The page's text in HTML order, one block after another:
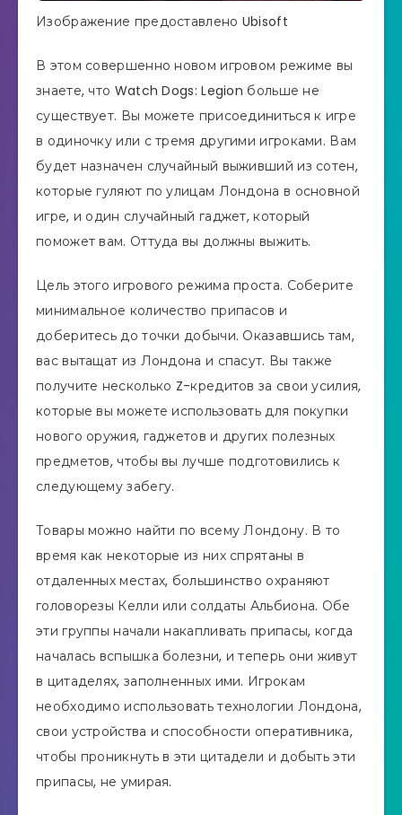
Изображение предоставлено Ubisoft
В этом совершенно новом игровом режиме вы
знаете, что Watch Dogs: Legion больше не
существует. Вы можете присоединиться к игре
в одиночку или с тремя другими игроками. Вам
будет назначен случайный выживший из сотен,
которые гуляют по улицам Лондона в основной
игре, и один случайный гаджет, который
поможет вам. Оттуда вы должны выжить.
Цель этого игрового режима проста. Соберите
минимальное количество припасов и
доберитесь до точки добычи. Оказавшись там,
вас вытащат из Лондона и спасут. Вы также
получите несколько Z-кредитов за свои усилия,
которые вы можете использовать для покупки
нового оружия, гаджетов и других полезных
предметов, чтобы вы лучше подготовились к
следующему забегу.
Товары можно найти по всему Лондону. В то
время как некоторые из них спрятаны в
отдаленных местах, большинство охраняют
головорезы Келли или солдаты Альбиона. Обе
эти группы начали накапливать припасы, когда
началась вспышка болезни, и теперь они живут
в цитаделях, заполненных ими. Игрокам
необходимо использовать технологии Лондона,
свои устройства и способности оперативника,
чтобы проникнуть в эти цитадели и добыть эти
припасы, не умирая.